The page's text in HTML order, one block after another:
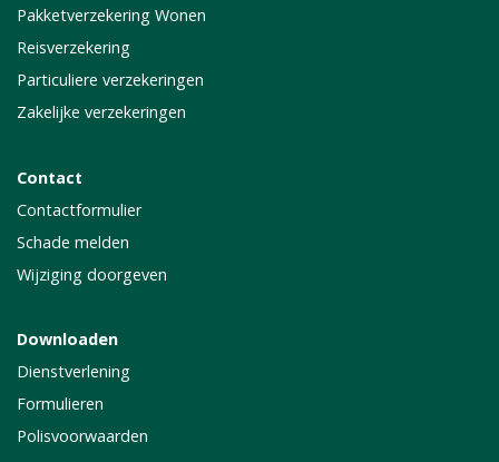
Pakketverzekering Wonen
Reisverzekering
Particuliere verzekeringen
Zakelijke verzekeringen
Contact
Contactformulier
Schade melden
Wijziging doorgeven
Downloaden
Dienstverlening
Formulieren
Polisvoorwaarden